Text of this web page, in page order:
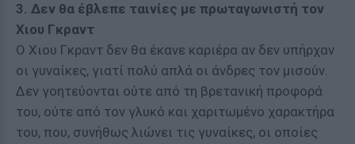
3. Δεν θα έβλεπε ταινίες με πρωταγωνιστή τον
Χιου Γκραντ
Ο Χιου Γκραντ δεν θα έκανε καριέρα αν δεν υπήρχαν
οι γυναίκες, γιατί πολύ απλά οι άνδρες τον μισούν.
Δεν γοητεύονται ούτε από τη βρετανική προφορά
του, ούτε από τον γλυκό και χαριτωμένο χαρακτήρα
του, που, συνήθως λιώνει τις γυναίκες, οι οποίες